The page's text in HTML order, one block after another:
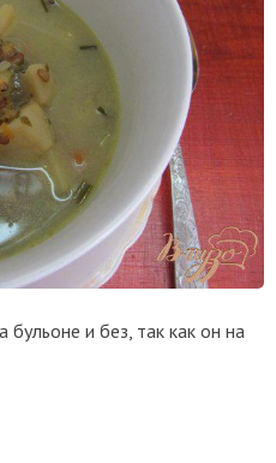
бульоне и без, так как он на